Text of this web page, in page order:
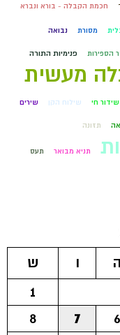
חכמת הקבלה - בורא ונברא
מסורת נבואה
הספירות פנימיות התורה
מעשית
שידור חי שילוח הקן שירים
תזונה
תניא מבואר תעס
ה ו
ש
1
6
7
8